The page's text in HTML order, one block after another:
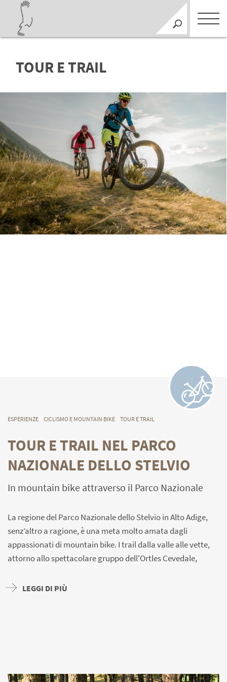
TOUR E TRAIL
ESPERIENZE CICLISMO E MOUNTAIN BIKE TOUR E TRAIL
TOUR E TRAIL NEL PARCO
NAZIONALE DELLO STELVIO
In mountain bike attraverso il Parco Nazionale
La regione del Parco Nazionale dello Stelvio in Alto Adige,
senz’altro a ragione, è una meta molto amata dagli
appassionati di mountain bike. I trail dalla valle alle vette,
attorno allo spettacolare gruppo dell'Ortles Cevedale,
professionisti, con e-bike e biciclette tradizionali.
LEGGI DI PIÙ